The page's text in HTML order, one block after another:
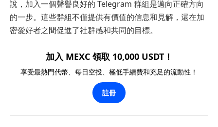
說，加入一個聲譽良好的 Telegram 群組是邁向正確方向
的一步。這些群組不僅提供有價值的信息和見解，還在加
密愛好者之間促進了社群感和共同的目標。
加入 MEXC 領取 10,000 USDT！
享受最熱門代幣、每日空投、極低手續費和充足的流動性！
註冊